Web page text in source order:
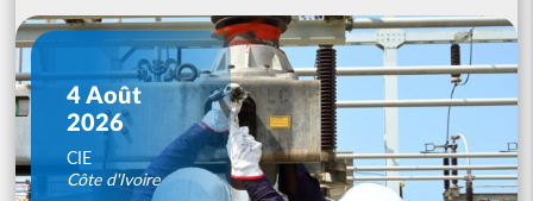
4 Août
2026
CIE
Côte d'Ivoire